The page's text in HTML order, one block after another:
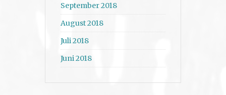
September 2018
August 2018
Juli 2018
Juni 2018